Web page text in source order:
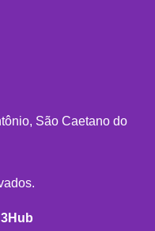
São Caetano do
3Hub